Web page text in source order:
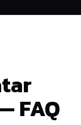
FAQ